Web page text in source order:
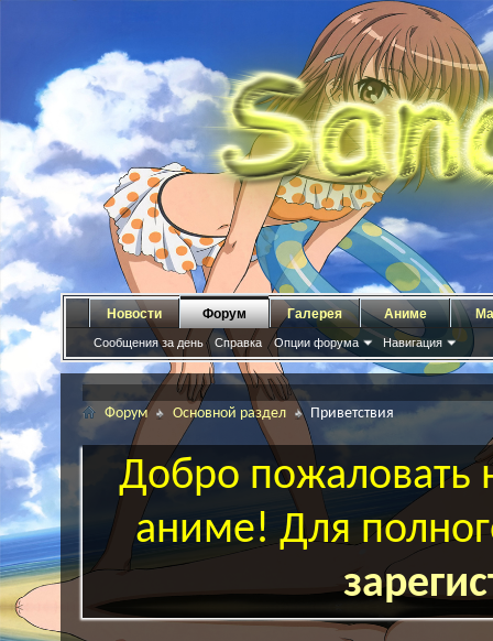
Новости Форум
Сообщения за день Справка Опции форума Навигация
Галерея Аниме
Форум Основной раздел Приветствия
Добро пожаловать
аниме! Для